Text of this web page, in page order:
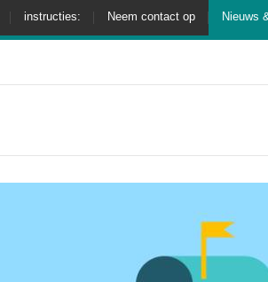
instructies: Neem contact op Nieuws